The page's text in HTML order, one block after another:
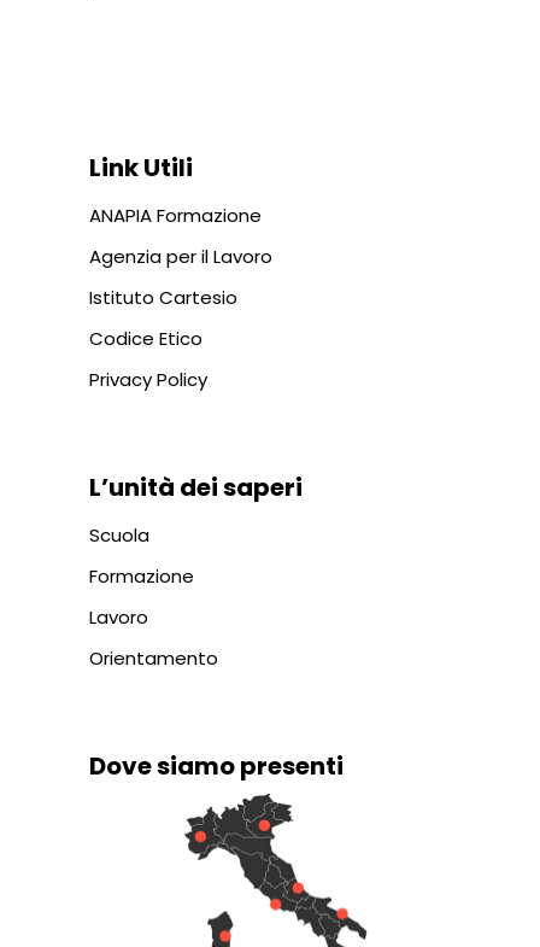
Link Utili
ANAPIA Formazione
Agenzia per il Lavoro
Istituto Cartesio
Codice Etico
Privacy Policy
L’unità dei saperi
Scuola
Formazione
Lavoro
Orientamento
Dove siamo presenti